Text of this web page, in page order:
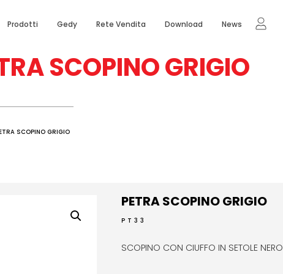
Prodotti Gedy Rete Vendita Download News
SCOPINO GRIGIO
SCOPINO GRIGIO
PETRA SCOPINO GRIGIO
PT33
SCOPINO CON CIUFFO IN SETOLE NERO